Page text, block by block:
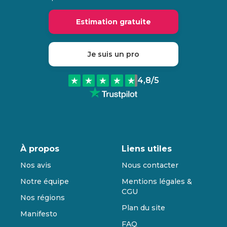
Estimation gratuite
Je suis un pro
4,8/5
À propos
Nos avis
Notre équipe
Nos régions
Manifesto
Liens utiles
Nous contacter
Mentions légales &
CGU
Plan du site
FAQ